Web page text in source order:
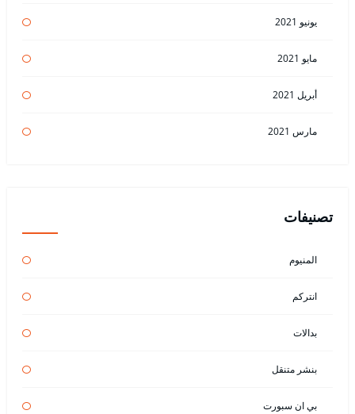
يونيو 2021
مايو 2021
أبريل 2021
مارس 2021
تصنيفات
المنيوم
انتركم
بدالات
بنشر متنقل
بي ان سبورت